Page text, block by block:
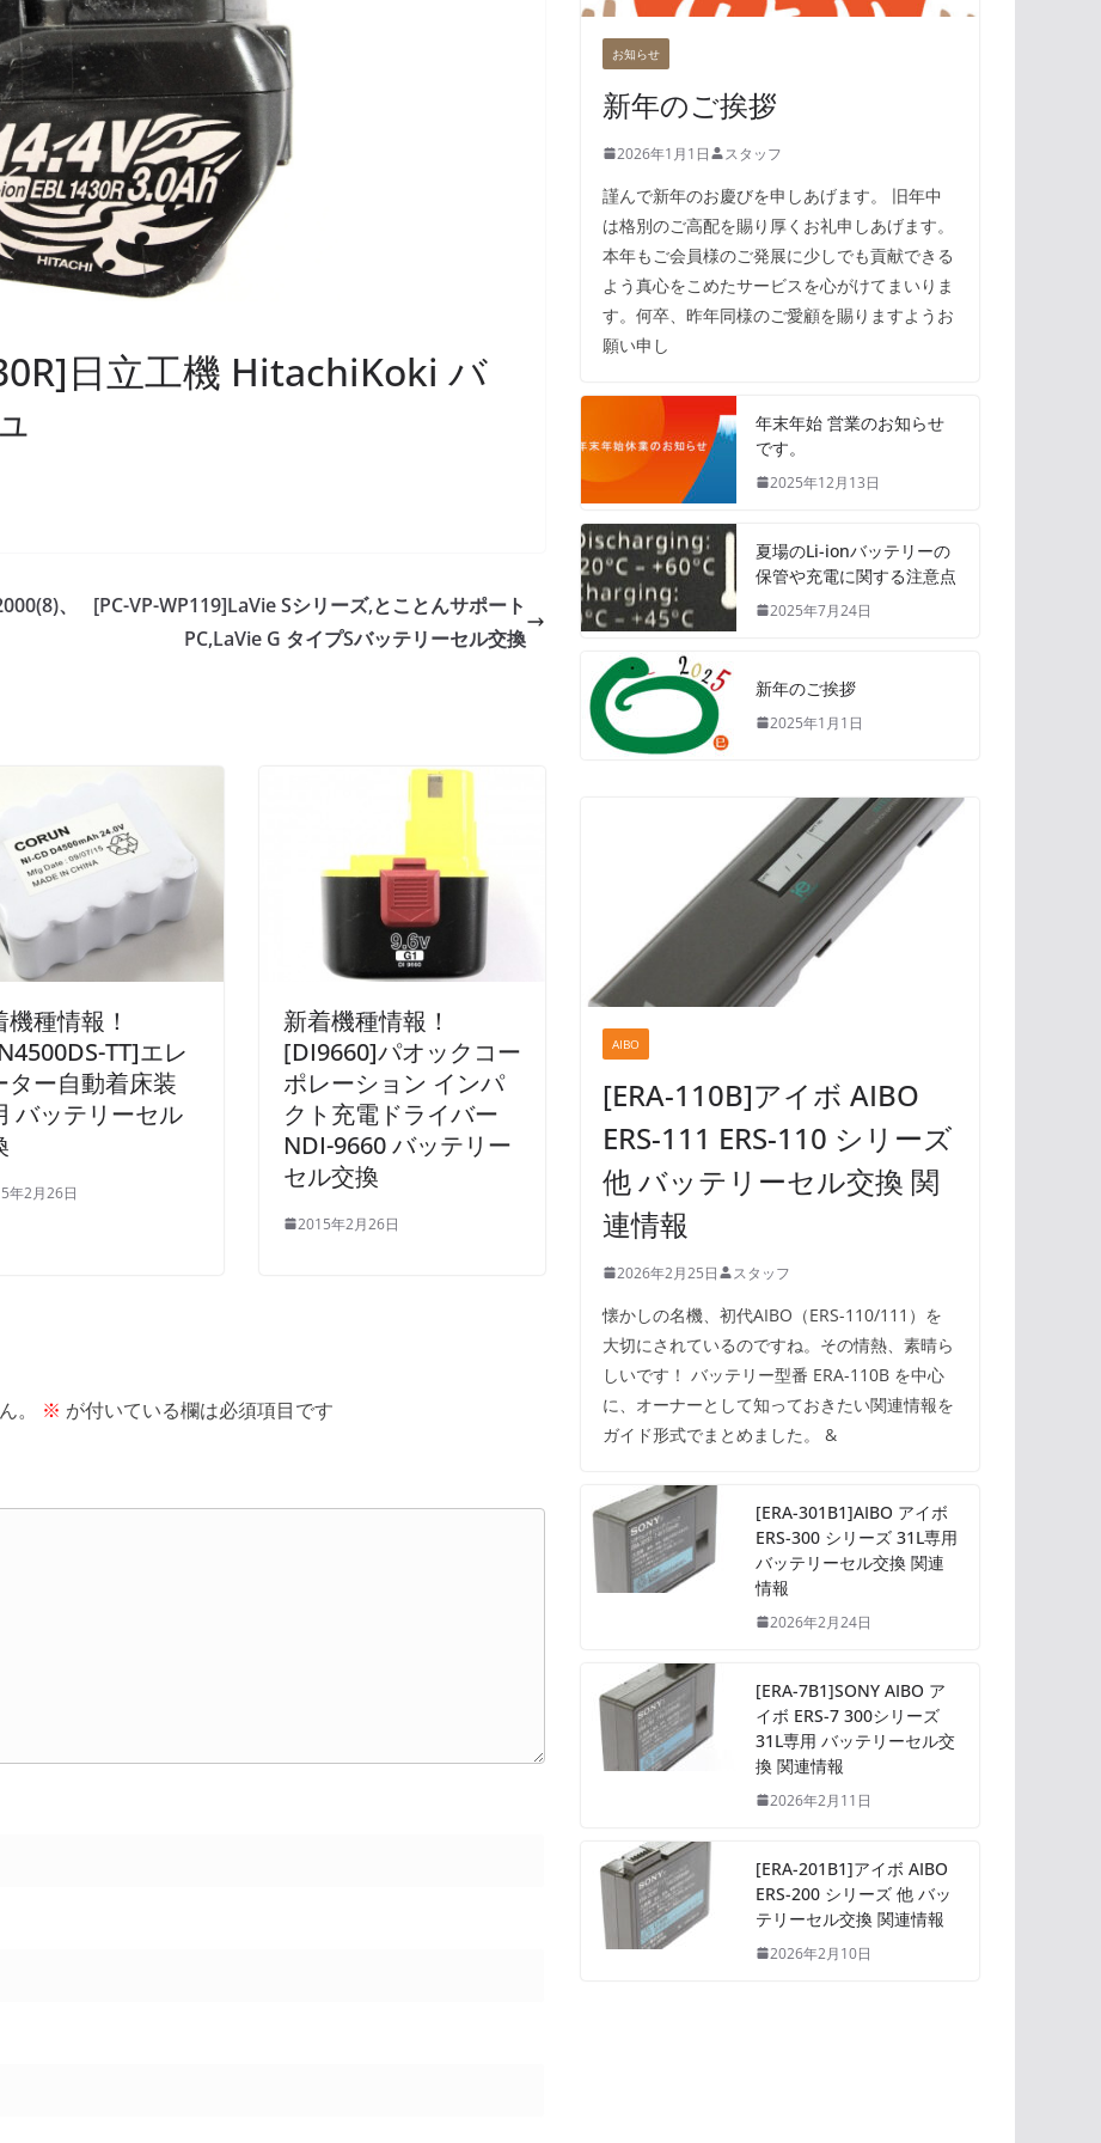
日立工機 HitachiKoki バ
、
[PC-VP-WP119]LaVie Sシリーズ,とことんサポート
PC,LaVie G タイプSバッテリーセル交換
機種情報！
TT]エレ
ター自動着床装
バッテリーセル
年2月26日
新着機種情報！
[DI9660]パオックコー
ポレーション インパ
クト充電ドライバー
NDI-9660 バッテリー
セル交換
2015年2月26日
。 ※ が付いている欄は必須項目です
お知らせ
新年のご挨拶
2026年1月1日 スタッフ
謹んで新年のお慶びを申しあげます。 旧年中
は格別のご高配を賜り厚くお礼申しあげます。
本年もご会員様のご発展に少しでも貢献できる
よう真心をこめたサービスを心がけてまいりま
す。何卒、昨年同様のご愛顧を賜りますようお
願い申し
年末年始 営業のお知らせ
です。
2025年12月13日
夏場のLi-ionバッテリーの
保管や充電に関する注意点
2025年7月24日
新年のご挨拶
2025年1月1日
AIBO
[ERA-110B]アイボ AIBO
ERS-111 ERS-110 シリーズ
他 バッテリーセル交換 関
連情報
2026年2月25日 スタッフ
懐かしの名機、初代AIBO（ERS-110/111）を
大切にされているのですね。その情熱、素晴ら
しいです！ バッテリー型番 ERA-110B を中心
に、オーナーとして知っておきたい関連情報を
ガイド形式でまとめました。 &
[ERA-301B1]AIBO アイボ
ERS-300 シリーズ 31L専用
バッテリーセル交換 関連
情報
2026年2月24日
[ERA-7B1]SONY AIBO ア
イボ ERS-7 300シリーズ
31L専用 バッテリーセル交
換 関連情報
2026年2月11日
[ERA-201B1]アイボ AIBO
ERS-200 シリーズ 他 バッ
テリーセル交換 関連情報
2026年2月10日